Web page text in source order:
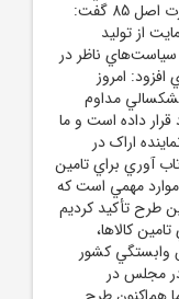
مجلس درباره لزوم بررسي اين طرح به صورت اصل 85 گفت:
به حمايت از توليد
سياست‌هاي ناظر در
امروز
مداوم
داده است و ما
اراک در
آوري براي تامين
موارد مهمي است که
طرح تأکيد کرديم
کالاها،
کشور
در مجلس در